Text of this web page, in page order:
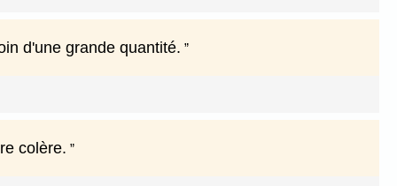
d'une grande quantité.
colère.